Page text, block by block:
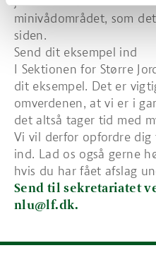
minivådområdet, som
siden.
Send dit eksempel ind
I Sektionen for Større
dit eksempel. Det er
omverdenen, at vi er i
det altså tager tid med
Vi vil derfor opfordre
ind. Lad os også gerne
hvis du har fået afslag
Send til sekretariatet
nlu@lf.dk.